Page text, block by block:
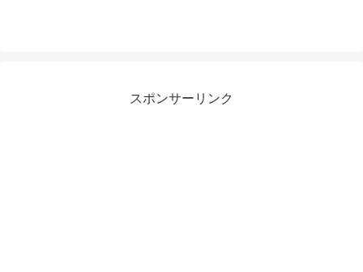
スポンサーリンク